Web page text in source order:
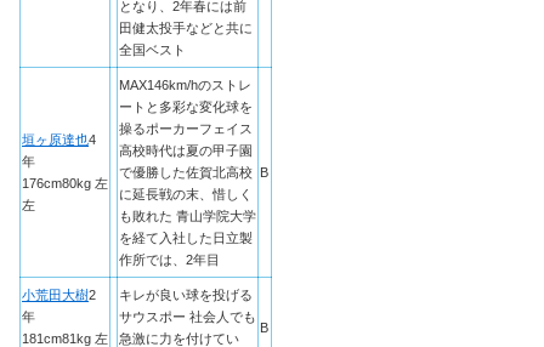
となり、2年春には前
田健太投手などと共に
全国ベスト
垣ヶ原達也4
年
176cm80kg 左
左
MAX146km/hのストレ
ートと多彩な変化球を
操るポーカーフェイス
高校時代は夏の甲子園
で優勝した佐賀北高校
に延長戦の末、惜しく
も敗れた 青山学院大学
を経て入社した日立製
作所では、2年目
B
小荒田大樹2
年
181cm81kg 左
キレが良い球を投げる
サウスポー 社会人でも
急激に力を付けてい
B